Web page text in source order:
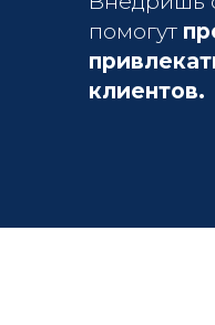
помогут
клиентов.